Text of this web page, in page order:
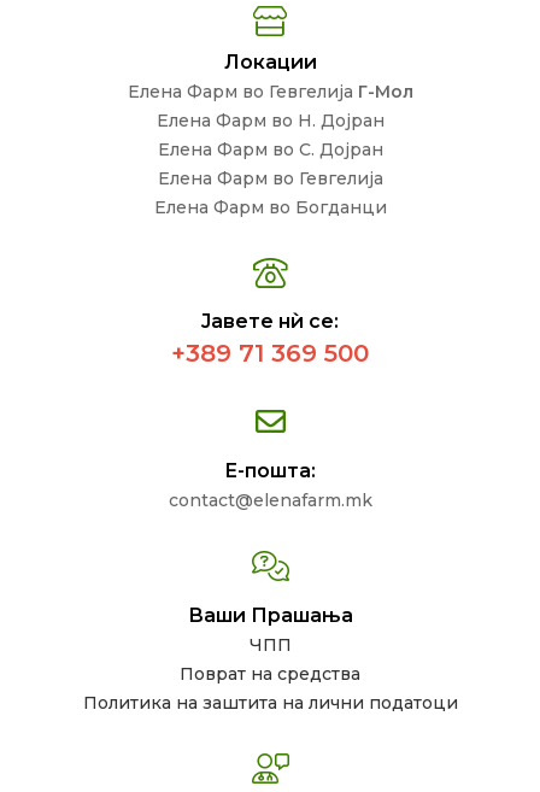
Локации
Елена Фарм во Гевгелија Г-Мол
Елена Фарм во Н. Дојран
Елена Фарм во С. Дојран
Елена Фарм во Гевгелија
Елена Фарм во Богданци
Јавете нѝ се:
+389 71 369 500
Е-пошта:
contact@elenafarm.mk
Ваши Прашања
ЧПП
Поврат на средства
Политика на заштита на лични податоци